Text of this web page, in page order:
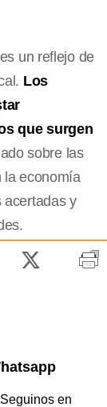
un reflejo de
Los
que surgen
sobre las
la economía
acertadas y
en